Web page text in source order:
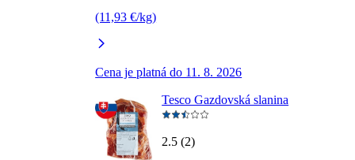
(11,93 €/kg)
Cena je platná do 11. 8. 2026
Tesco Gazdovská slanina
2.5 (2)